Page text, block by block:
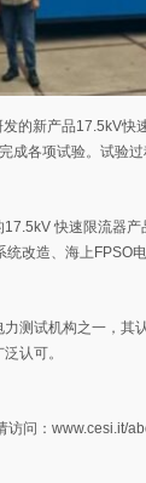
的新产品17.5kV快
成各项试验。试验
快速限流器
改造、海上FPSO
测试机构之一，其
认可。
访问：www.cesi.it/